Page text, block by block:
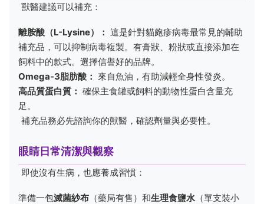
獸醫建議可以補充：
離胺酸（L-Lysine）： 這是針對貓皰疹病毒最常見的輔助
補充品，可以抑制病毒複製。有膏狀、粉狀或直接添加在
飼料中的款式。選擇信譽好的品牌。
Omega-3脂肪酸： 來自魚油，有助減輕全身性發炎。
高品質蛋白質： 確保主食罐或飼料的動物性蛋白含量充
足。
補充品務必先諮詢你的獸醫，確認劑量與必要性。
眼睛日常清潔與觀察
即使沒有生病，也應養成習慣：
準備一包滅菌紗布 （藥局有售）和生理食鹽水 （單支裝小